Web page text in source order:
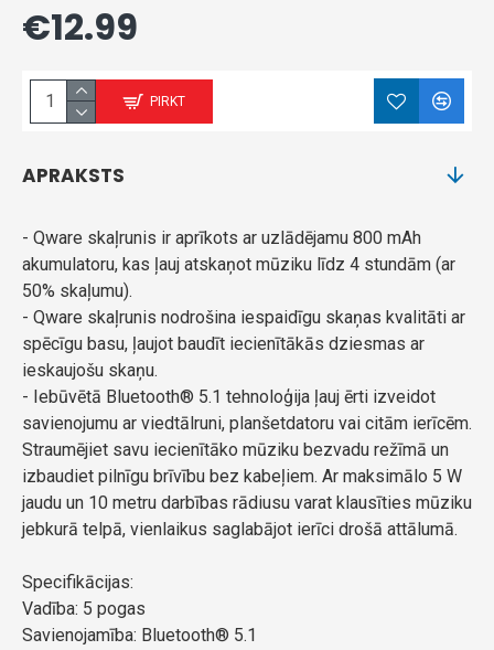
€12.99
PIRKT
APRAKSTS
- Qware skaļrunis ir aprīkots ar uzlādējamu 800 mAh
akumulatoru, kas ļauj atskaņot mūziku līdz 4 stundām (ar
50% skaļumu).
- Qware skaļrunis nodrošina iespaidīgu skaņas kvalitāti ar
spēcīgu basu, ļaujot baudīt iecienītākās dziesmas ar
ieskaujošu skaņu.
- Iebūvētā Bluetooth® 5.1 tehnoloģija ļauj ērti izveidot
savienojumu ar viedtālruni, planšetdatoru vai citām ierīcēm.
Straumējiet savu iecienītāko mūziku bezvadu režīmā un
izbaudiet pilnīgu brīvību bez kabeļiem. Ar maksimālo 5 W
jaudu un 10 metru darbības rādiusu varat klausīties mūziku
jebkurā telpā, vienlaikus saglabājot ierīci drošā attālumā.
Specifikācijas:
Vadība: 5 pogas
Savienojamība: Bluetooth® 5.1